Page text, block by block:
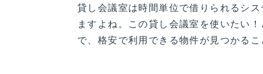
貸し会議室は時間単位で借りられるシ
ますよね。この貸し会議室を使いたい
で、格安で利用できる物件が見つかるこ